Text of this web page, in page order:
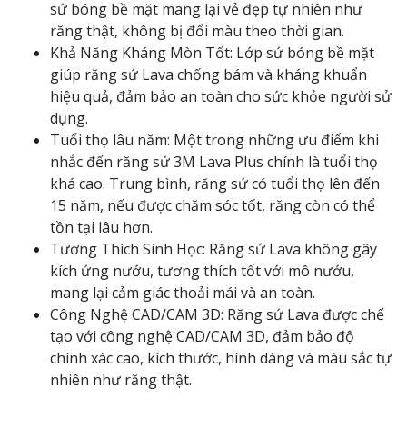
sứ bóng bề mặt mang lại vẻ đẹp tự nhiên như
răng thật, không bị đổi màu theo thời gian.
Khả Năng Kháng Mòn Tốt: Lớp sứ bóng bề mặt
giúp răng sứ Lava chống bám và kháng khuẩn
hiệu quả, đảm bảo an toàn cho sức khỏe người sử
dụng.
Tuổi thọ lâu năm: Một trong những ưu điểm khi
nhắc đến răng sứ 3M Lava Plus chính là tuổi thọ
khá cao. Trung bình, răng sứ có tuổi thọ lên đến
15 năm, nếu được chăm sóc tốt, răng còn có thể
tồn tại lâu hơn.
Tương Thích Sinh Học: Răng sứ Lava không gây
kích ứng nướu, tương thích tốt với mô nướu,
mang lại cảm giác thoải mái và an toàn.
Công Nghệ CAD/CAM 3D: Răng sứ Lava được chế
tạo với công nghệ CAD/CAM 3D, đảm bảo độ
chính xác cao, kích thước, hình dáng và màu sắc tự
nhiên như răng thật.